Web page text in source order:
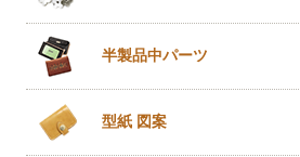
半製品中パーツ
型紙 図案